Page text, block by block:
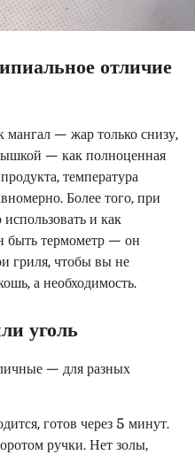
отличие
мангал — жар только снизу,
— как полноценная
температура
Более того, при
и как
быть термометр — он
гриля, чтобы вы не
а необходимость.
уголь
— для разных
готов через 5 минут.
ручки. Нет золы,